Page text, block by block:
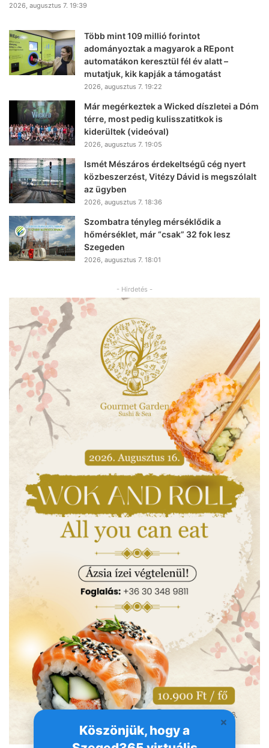
Köszönjük, hogy a
2026, augusztus 7. 19:39
Több mint 109 millió forintot
adományoztak a magyarok a REpont
automatákon keresztül fél év alatt –
mutatjuk, kik kapják a támogatást
2026, augusztus 7. 19:22
Már megérkeztek a Wicked díszletei a Dóm
térre, most pedig kulisszatitkok is
kiderültek (videóval)
2026, augusztus 7. 19:05
Ismét Mészáros érdekeltségű cég nyert
közbeszerzést, Vitézy Dávid is megszólalt
az ügyben
2026, augusztus 7. 18:36
Szombatra tényleg mérséklődik a
hőmérséklet, már “csak” 32 fok lesz
Szegeden
2026, augusztus 7. 18:01
- Hirdetés -